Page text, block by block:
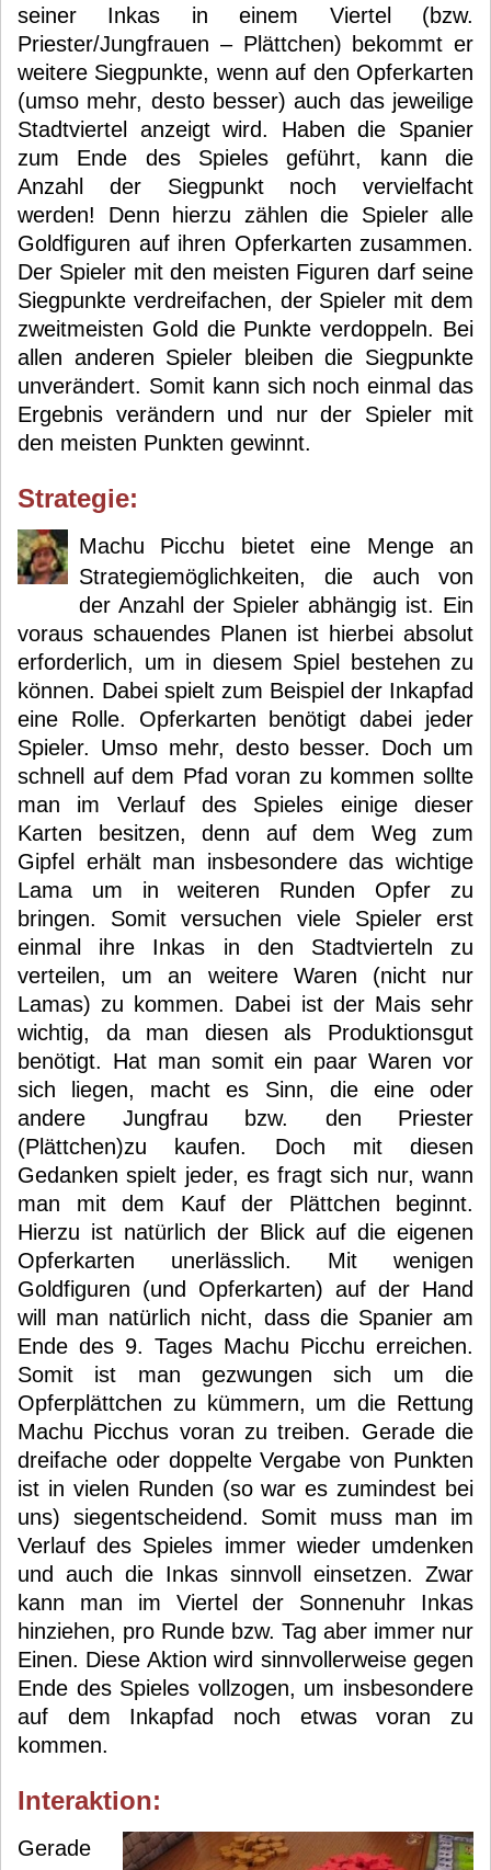
seiner Inkas in einem Viertel (bzw.
Priester/Jungfrauen – Plättchen) bekommt er
weitere Siegpunkte, wenn auf den Opferkarten
(umso mehr, desto besser) auch das jeweilige
Stadtviertel anzeigt wird. Haben die Spanier
zum Ende des Spieles geführt, kann die
Anzahl der Siegpunkt noch vervielfacht
werden! Denn hierzu zählen die Spieler alle
Goldfiguren auf ihren Opferkarten zusammen.
Der Spieler mit den meisten Figuren darf seine
Siegpunkte verdreifachen, der Spieler mit dem
zweitmeisten Gold die Punkte verdoppeln. Bei
allen anderen Spieler bleiben die Siegpunkte
unverändert. Somit kann sich noch einmal das
Ergebnis verändern und nur der Spieler mit
den meisten Punkten gewinnt.
Strategie:
Machu Picchu bietet eine Menge an
Strategiemöglichkeiten, die auch von
der Anzahl der Spieler abhängig ist. Ein
voraus schauendes Planen ist hierbei absolut
erforderlich, um in diesem Spiel bestehen zu
können. Dabei spielt zum Beispiel der Inkapfad
eine Rolle. Opferkarten benötigt dabei jeder
Spieler. Umso mehr, desto besser. Doch um
schnell auf dem Pfad voran zu kommen sollte
man im Verlauf des Spieles einige dieser
Karten besitzen, denn auf dem Weg zum
Gipfel erhält man insbesondere das wichtige
Lama um in weiteren Runden Opfer zu
bringen. Somit versuchen viele Spieler erst
einmal ihre Inkas in den Stadtvierteln zu
verteilen, um an weitere Waren (nicht nur
Lamas) zu kommen. Dabei ist der Mais sehr
wichtig, da man diesen als Produktionsgut
benötigt. Hat man somit ein paar Waren vor
sich liegen, macht es Sinn, die eine oder
andere Jungfrau bzw. den Priester
(Plättchen)zu kaufen. Doch mit diesen
Gedanken spielt jeder, es fragt sich nur, wann
man mit dem Kauf der Plättchen beginnt.
Hierzu ist natürlich der Blick auf die eigenen
Opferkarten unerlässlich. Mit wenigen
Goldfiguren (und Opferkarten) auf der Hand
will man natürlich nicht, dass die Spanier am
Ende des 9. Tages Machu Picchu erreichen.
Somit ist man gezwungen sich um die
Opferplättchen zu kümmern, um die Rettung
Machu Picchus voran zu treiben. Gerade die
dreifache oder doppelte Vergabe von Punkten
ist in vielen Runden (so war es zumindest bei
uns) siegentscheidend. Somit muss man im
Verlauf des Spieles immer wieder umdenken
und auch die Inkas sinnvoll einsetzen. Zwar
kann man im Viertel der Sonnenuhr Inkas
hinziehen, pro Runde bzw. Tag aber immer nur
Einen. Diese Aktion wird sinnvollerweise gegen
Ende des Spieles vollzogen, um insbesondere
auf dem Inkapfad noch etwas voran zu
kommen.
Interaktion:
Gerade